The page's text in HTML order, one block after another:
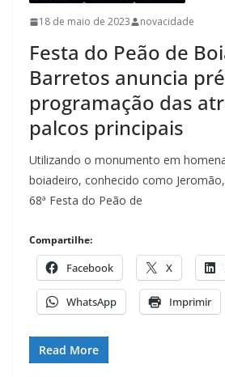
18 de maio de 2023 novacidade
Festa do Peão de
Barretos anuncia
programação das
palcos principais
Utilizando o monumento em
boiadeiro, conhecido como
68ª Festa do Peão de
Compartilhe:
Facebook X
WhatsApp Imprimir
Read More